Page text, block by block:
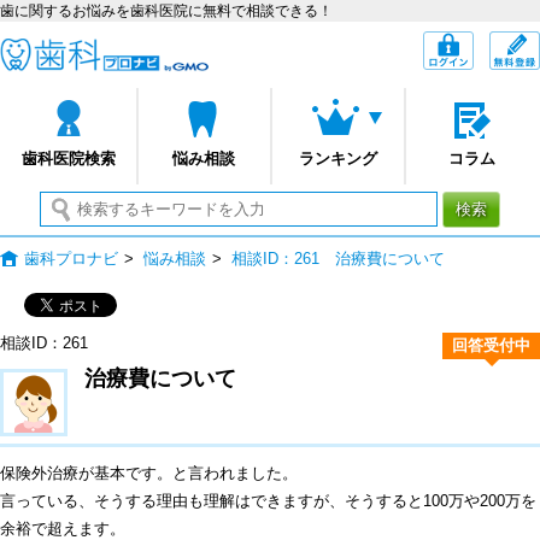
歯に関するお悩みを歯科医院に無料で相談できる！
歯科医院検索 悩み相談 ランキング コラム
ログイン
検索
歯科プロナビ > 悩み相談 > 相談ID：261 治療費について
治療費について
保険外治療が基本です。と言われました。
言っている、そうする理由も理解はできますが、そうすると100万や200万を
余裕で超えます。
相談ID：261 回答受付中